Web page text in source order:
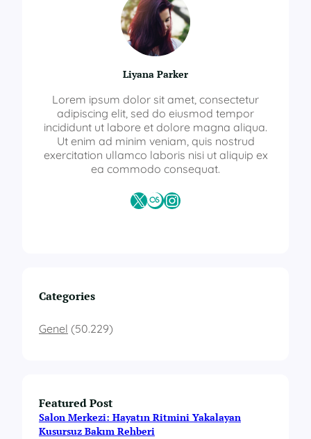
Liyana Parker
Lorem ipsum dolor sit amet, consectetur
adipiscing elit, sed do eiusmod tempor
incididunt ut labore et dolore magna aliqua.
Ut enim ad minim veniam, quis nostrud
exercitation ullamco laboris nisi ut aliquip ex
ea commodo consequat.
X Last.fmInstagram
Categories
Genel (50.229)
Featured Post
Salon Merkezi: Hayatın Ritmini Yakalayan
Kusursuz Bakım Rehberi